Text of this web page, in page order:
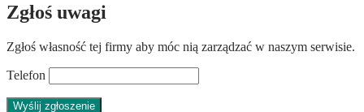
Zgłoś uwagi
Zgłoś własność tej firmy aby móc nią zarządzać w naszym serwisie.
Telefon